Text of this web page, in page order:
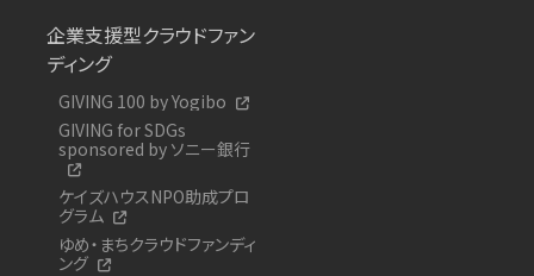
企業支援型クラウドファン
ディング
GIVING 100 by Yogibo
GIVING for SDGs
sponsored by ソニー銀行
ケイズハウスNPO助成プロ
グラム
ゆめ・まちクラウドファンディ
ング